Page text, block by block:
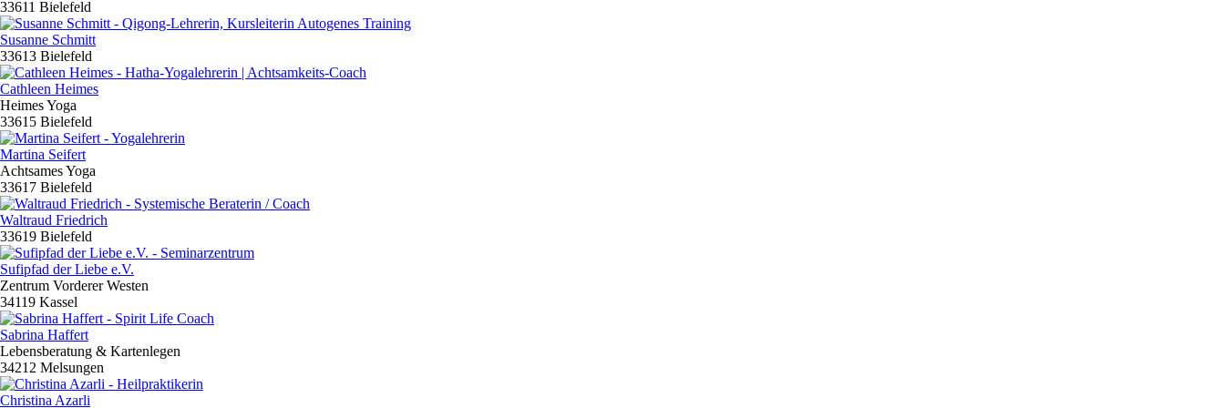
33611 Bielefeld
Susanne Schmitt
33613 Bielefeld
Cathleen Heimes
Heimes Yoga
33615 Bielefeld
Martina Seifert
Achtsames Yoga
33617 Bielefeld
Waltraud Friedrich
33619 Bielefeld
Sufipfad der Liebe e.V.
Zentrum Vorderer Westen
34119 Kassel
Sabrina Haffert
Lebensberatung & Kartenlegen
34212 Melsungen
Christina Azarli